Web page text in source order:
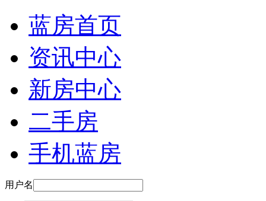
蓝房首页
资讯中心
新房中心
二手房
手机蓝房
用户名